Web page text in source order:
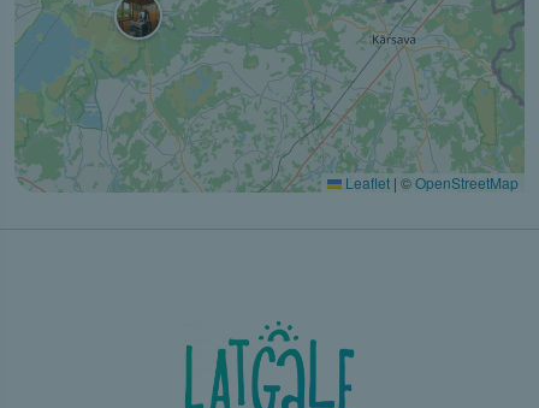
Leaflet | ©OpenStreetMap